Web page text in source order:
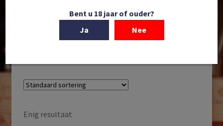
Salentein | Primus Malbec | Vertical Case | GI Uco
€169,95
Enig resultaat
Bent u 18 jaar of ouder?
Ja
Nee